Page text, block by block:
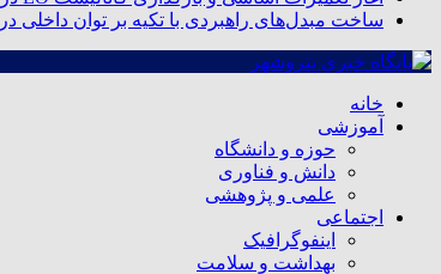
ساخت مبدل‌های راهبردی با تکیه بر توان داخلی
خانه
آموزشی
حوزه و دانشگاه
دانش و فناوری
علمی و پژوهشی
اجتماعی
اینفوگرافیک
بهداشت و سلامت